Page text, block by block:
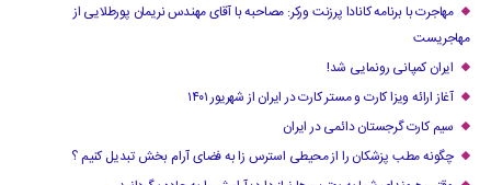
مهاجرت با برنامه کانادا پرزنت ورکر: مصاحبه با آقای مهندس نریمان پورطلایی از
مهاجریست
ایران کمپانی رونمایی شد!
آغاز ارائه ویزا کارت و مستر کارت در ایران از شهریور ۱۴۰۱
سیم کارت گرجستان دائمی در ایران
چگونه مطب پزشکان را از محیطی استرس زا به فضای آرام بخش تبدیل کنیم ؟